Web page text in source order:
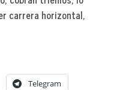
carrera horizontal,
Telegram